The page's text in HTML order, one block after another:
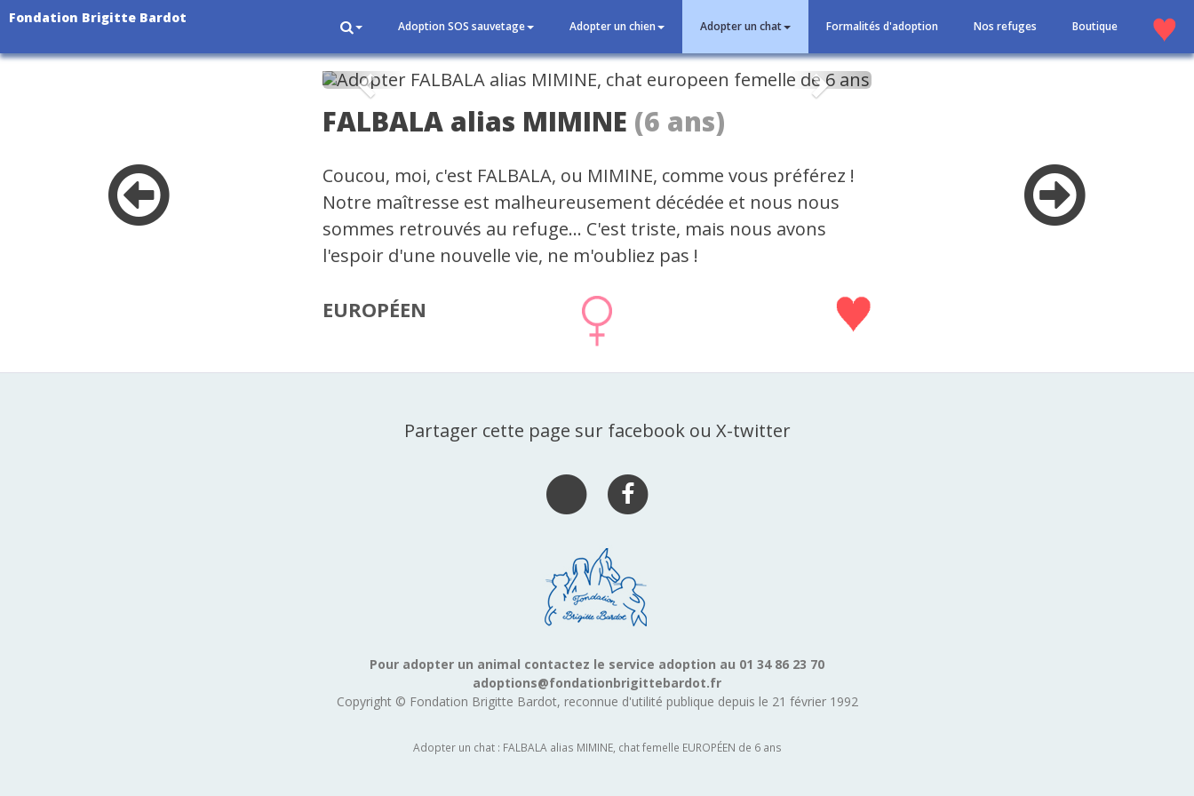
Fondation Brigitte Bardot
Adoption SOS sauvetage Adopter un chien Adopter un chat Formalités d'adoption Nos refuges Boutique
Précédent Suivant
FALBALA alias MIMINE (6 ans)
Coucou, moi, c'est FALBALA, ou MIMINE, comme vous préférez !
Notre maîtresse est malheureusement décédée et nous nous
sommes retrouvés au refuge... C'est triste, mais nous avons
l'espoir d'une nouvelle vie, ne m'oubliez pas !
EUROPÉEN
Partager cette page sur facebook ou X-twitter
Pour adopter un animal contactez le service adoption au 01 34 86 23 70
adoptions@fondationbrigittebardot.fr
Copyright © Fondation Brigitte Bardot, reconnue d'utilité publique depuis le 21 février 1992
Adopter un chat : FALBALA alias MIMINE, chat femelle EUROPÉEN de 6 ans